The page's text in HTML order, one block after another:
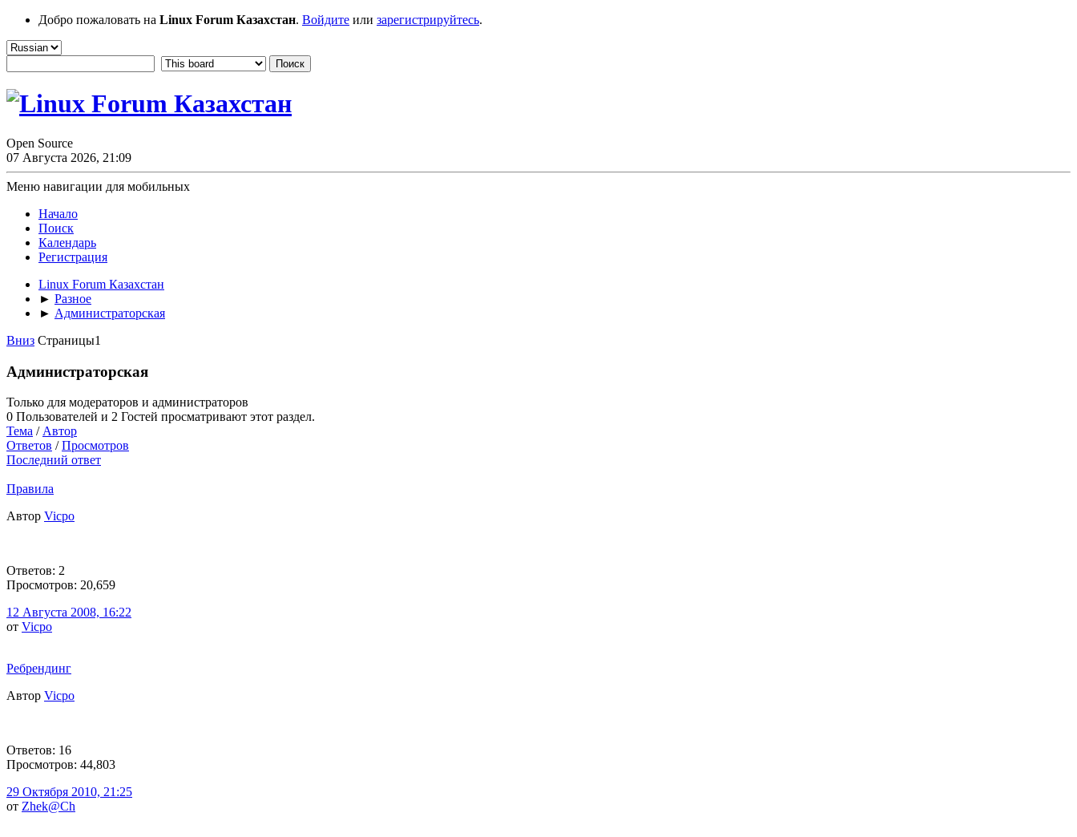
Добро пожаловать на Linux Forum Казахстан. Войдите или зарегистрируйтесь.
Open Source
07 Августа 2026, 21:09
Меню навигации для мобильных
Начало
Поиск
Календарь
Регистрация
Linux Forum Казахстан
► Разное
► Администраторская
Вниз Страницы1
Администраторская
Только для модераторов и администраторов
0 Пользователей и 2 Гостей просматривают этот раздел.
Тема / Автор
Ответов /Просмотров
Последний ответ
Правила
Автор Vicpo
Ответов: 2
Просмотров: 20,659
12 Августа 2008, 16:22
от Vicpo
Ребрендинг
Автор Vicpo
Ответов: 16
Просмотров: 44,803
29 Октября 2010, 21:25
от Zhek@Ch